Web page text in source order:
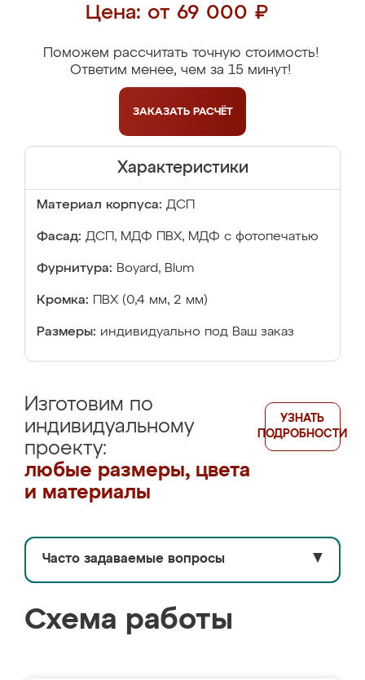
Цена: от 69 000 ₽
Поможем рассчитать точную стоимость!
Ответим менее, чем за 15 минут!
ЗАКАЗАТЬ РАСЧЁТ
Характеристики
Материал корпуса: ДСП
Фасад: ДСП, МДФ ПВХ, МДФ с фотопечатью
Фурнитура: Boyard, Blum
Кромка: ПВХ (0,4 мм, 2 мм)
Размеры: индивидуально под Ваш заказ
Изготовим по
индивидуальному
проекту:
любые размеры, цвета
и материалы
УЗНАТЬ
ПОДРОБНОСТИ
Часто задаваемые вопросы ▼
Схема работы